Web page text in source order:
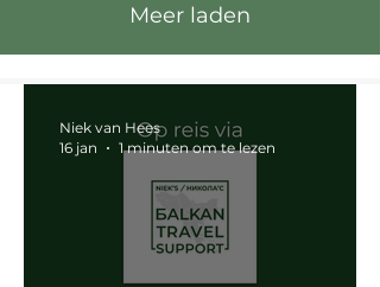
Meer laden
Niek van Hees
16 jan
1 minuten om te lezen